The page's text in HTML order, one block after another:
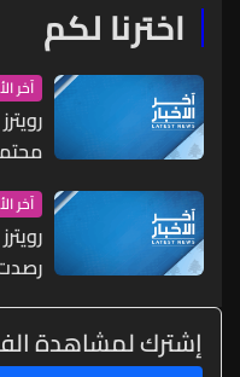
اخترنا لكم
آخر
آخر
ما
إشترك لمشاهدة